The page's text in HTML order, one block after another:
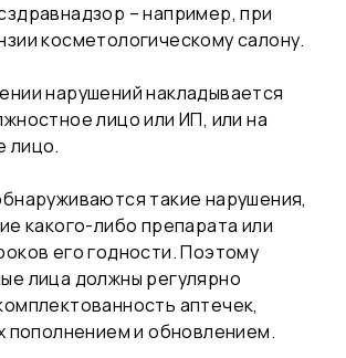
– например, при
косметологическому салону.
нарушений накладывается
лицо или ИП, или на
лицо.
такие нарушения,
какого-либо препарата или
его годности. Поэтому
лица должны регулярно
аптечек,
пополнением и обновлением.